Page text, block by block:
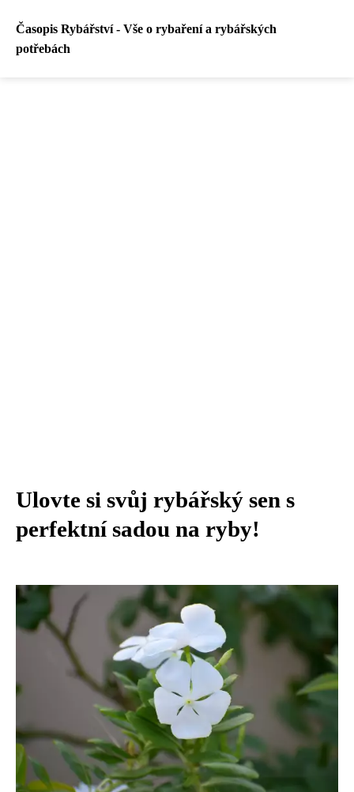
Časopis Rybářství - Vše o rybaření a rybářských
potřebách
Ulovte si svůj rybářský sen s
perfektní sadou na ryby!